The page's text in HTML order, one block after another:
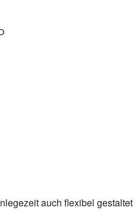
auch flexibel gestaltet